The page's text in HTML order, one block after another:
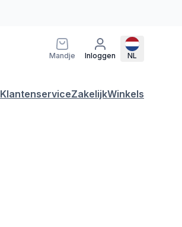
Mandje Inloggen NL
KlantenserviceZakelijkWinkels